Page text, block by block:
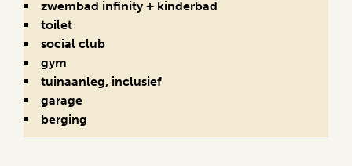
zwembad infinity + kinderbad
toilet
social club
gym
tuinaanleg, inclusief
garage
berging